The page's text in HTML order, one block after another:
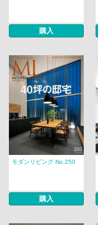
購入
モダンリビング No.250
購入